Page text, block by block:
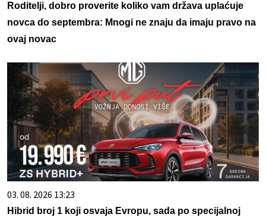
Roditelji, dobro proverite koliko vam država uplaćuje
novca do septembra: Mnogi ne znaju da imaju pravo na
ovaj novac
03. 08. 2026 13:23
Hibrid broj 1 koji osvaja Evropu, sada po specijalnoj